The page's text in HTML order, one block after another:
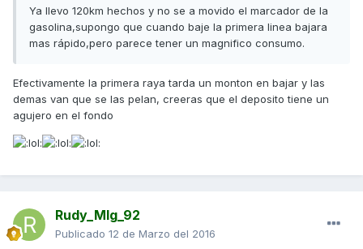
Ya llevo 120km hechos y no se a movido el marcador de la
gasolina,supongo que cuando baje la primera linea bajara
mas rápido,pero parece tener un magnifico consumo.
Efectivamente la primera raya tarda un monton en bajar y las
demas van que se las pelan, creeras que el deposito tiene un
agujero en el fondo
Rudy_Mlg_92
Publicado 12 de Marzo del 2016